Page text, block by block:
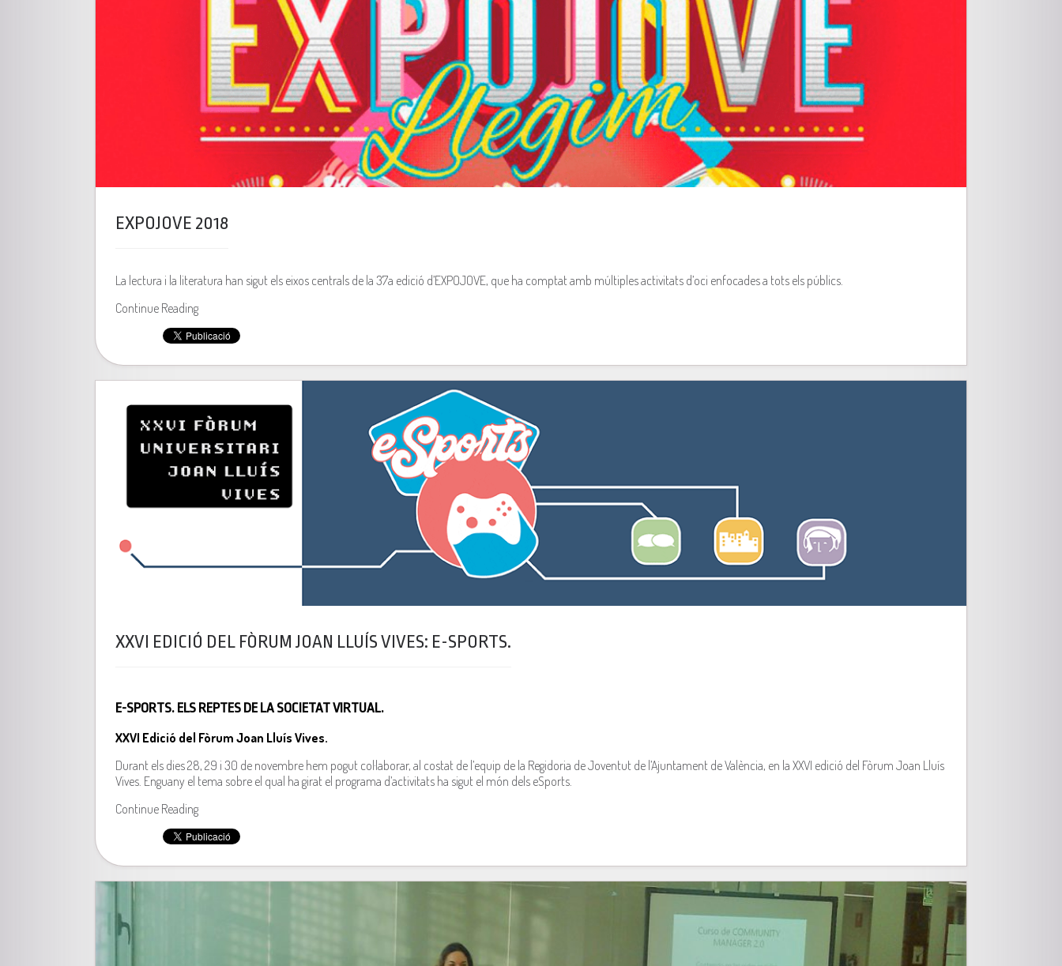
EXPOJOVE 2018
La lectura i la literatura han sigut els eixos centrals de la 37a edició d’EXPOJOVE, que ha comptat amb múltiples activitats d’oci enfocades a tots els públics.
Continue Reading
XXVI EDICIÓ DEL FÒRUM JOAN LLUÍS VIVES: E-SPORTS.
E-SPORTS. ELS REPTES DE LA SOCIETAT VIRTUAL.
XXVI Edició del Fòrum Joan Lluís Vives.
Durant els dies 28, 29 i 30 de novembre hem pogut col·laborar, al costat de l’equip de la Regidoria de Joventut de l’Ajuntament de València, en la XXVI edició del Fòrum Joan Lluís
Vives. Enguany el tema sobre el qual ha girat el programa d’activitats ha sigut el món dels eSports.
Continue Reading